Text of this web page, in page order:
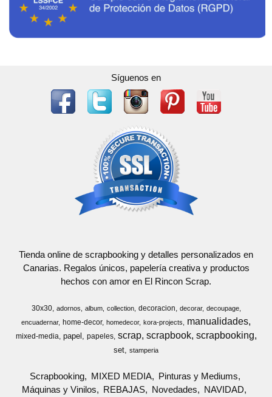
Síguenos en
Tienda online de scrapbooking y detalles personalizados en
Canarias. Regalos únicos, papelería creativa y productos
hechos con amor en El Rincon Scrap.
30x30 adornos album collection decoracion decorar
decoupage
encuadernar
home-decor homedecor kora-projects manualidades
mixed-media papel papeles scrap scrapbook scrapbooking
set stamperia
Scrapbooking MIXED MEDIA
Pinturas y Mediums
Máquinas y Vinilos
REBAJAS Novedades
NAVIDAD